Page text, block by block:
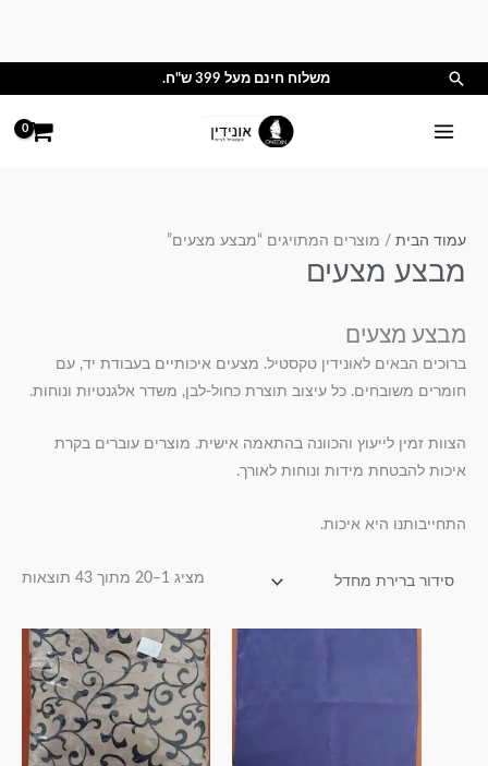
חיפוש משלוח חינם מעל 399 ש"ח.
עמוד הבית / מוצרים המתויגים “מבצע מצעים”
מבצע מצעים
מבצע מצעים
ברוכים הבאים לאונידין טקסטיל. מצעים איכותיים בעבודת יד, עם
חומרים משובחים. כל עיצוב תוצרת כחול-לבן, משדר אלגנטיות ונוחות.
הצוות זמין לייעוץ והכוונה בהתאמה אישית. מוצרים עוברים בקרת
איכות להבטחת מידות ונוחות לאורך.
התחייבותנו היא איכות.
מציג 1–20 מתוך 43 תוצאות